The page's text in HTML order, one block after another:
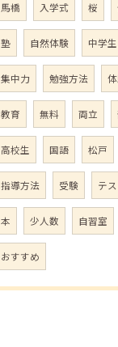
馬橋 入学式 桜
塾 自然体験 中学生
集中力 勉強方法
教育 無料 両立
高校生 国語 松戸
指導方法 受験 テ
本 少人数 自習室
おすすめ